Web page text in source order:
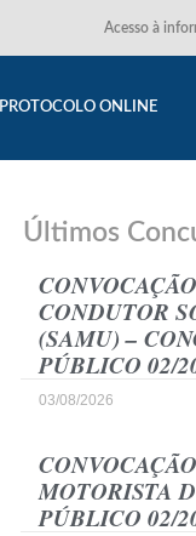
Acesso à
PROTOCOLO ONLINE
Últimos
CONDUTOR
(SAMU) –
PÚBLICO 02/
03/08/2026
MOTORISTA
PÚBLICO 02/